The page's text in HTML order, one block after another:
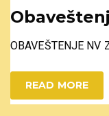
OBAVEŠTENJE NV
READ MORE